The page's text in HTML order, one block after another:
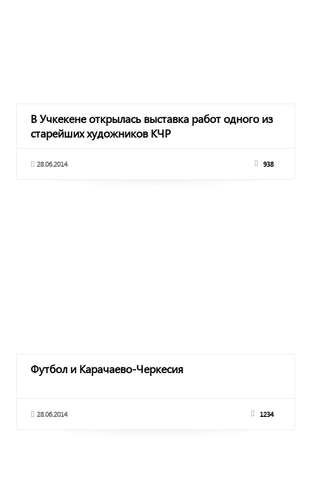
В Учкекене открылась выставка работ одного из
старейших художников КЧР
28.06.2014 938
Футбол и Карачаево-Черкесия
28.06.2014 1234